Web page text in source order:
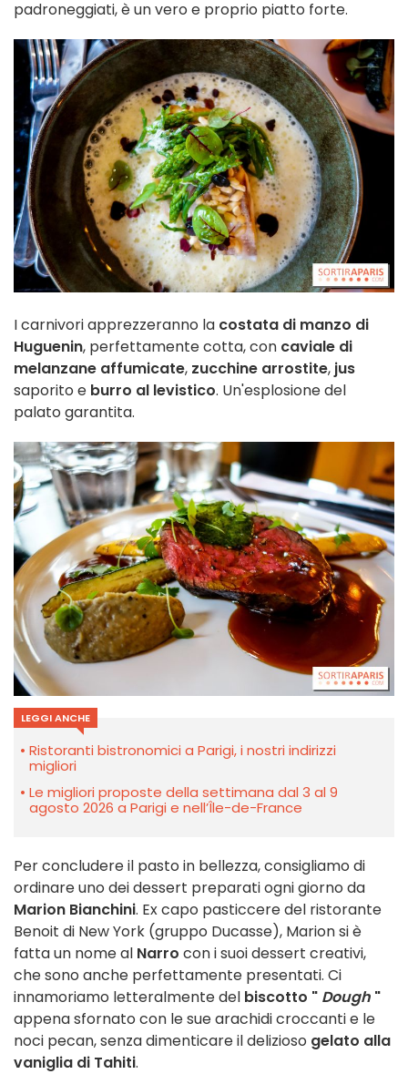
padroneggiati, è un vero e proprio piatto forte.
I carnivori apprezzeranno la costata di manzo di
Huguenin, perfettamente cotta, con caviale di
melanzane affumicate, zucchine arrostite, jus
saporito e burro al levistico. Un'esplosione del
palato garantita.
LEGGI ANCHE
Ristoranti bistronomici a Parigi, i nostri indirizzi
migliori
Le migliori proposte della settimana dal 3 al 9
agosto 2026 a Parigi e nell’Île-de-France
Per concludere il pasto in bellezza, consigliamo di
ordinare uno dei dessert preparati ogni giorno da
Marion Bianchini. Ex capo pasticcere del ristorante
Benoit di New York (gruppo Ducasse), Marion si è
fatta un nome al Narro con i suoi dessert creativi,
che sono anche perfettamente presentati. Ci
innamoriamo letteralmente del biscotto " Dough "
appena sfornato con le sue arachidi croccanti e le
noci pecan, senza dimenticare il delizioso gelato alla
vaniglia di Tahiti.